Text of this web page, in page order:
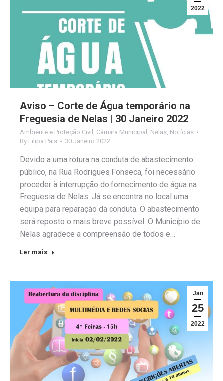
2022
Aviso – Corte de Água temporário na
Freguesia de Nelas | 30 Janeiro 2022
Ambiente e Proteção Civil , Câmara Municipal , Nelas, Notícias
By Filipa Pais 30 Janeiro 2022
Devido a uma rotura na conduta de abastecimento
público, na Rua Rodrigues Fonseca, foi necessário
proceder à interrupção do fornecimento de água na
Freguesia de Nelas. Já se encontra no local uma
equipa para reparação da conduta. O abastecimento
será reposto o mais breve possível. O Município de
Nelas agradece a compreensão de todos e…
Ler mais
Jan
25
2022